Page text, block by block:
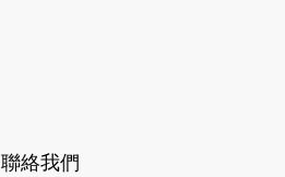
聯絡我們